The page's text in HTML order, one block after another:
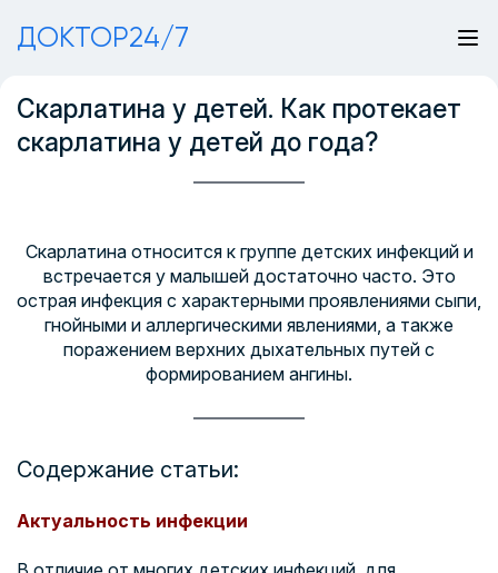
ДОКТОР24/7
Скарлатина у детей. Как протекает
скарлатина у детей до года?
Скарлатина относится к группе детских инфекций и
встречается у малышей достаточно часто. Это
острая инфекция с характерными проявлениями сыпи,
гнойными и аллергическими явлениями, а также
поражением верхних дыхательных путей с
формированием ангины.
Содержание статьи:
Актуальность инфекции